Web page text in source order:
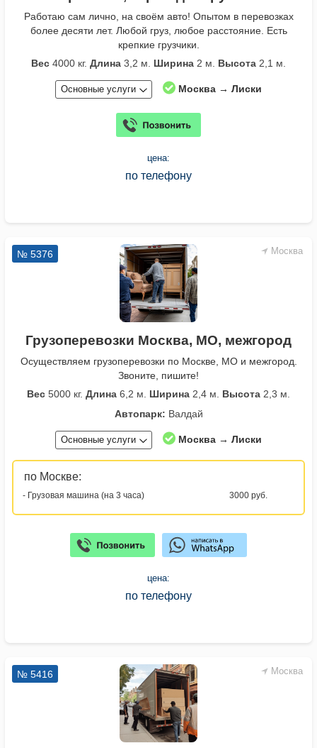
Работаю сам лично, на своём авто! Опытом в перевозках
более десяти лет. Любой груз, любое расстояние. Есть
крепкие грузчики.
Вес 4000 кг. Длина 3,2 м. Ширина 2 м. Высота 2,1 м.
Основные услуги Москва → Лиски
цена:
по телефону
Москва
№ 5376
Грузоперевозки Москва, МО, межгород
Осуществляем грузоперевозки по Москве, МО и межгород.
Звоните, пишите!
Вес 5000 кг. Длина 6,2 м. Ширина 2,4 м. Высота 2,3 м.
Автопарк: Валдай
Основные услуги Москва → Лиски
по Москве:
- Грузовая машина (на 3 часа) 3000 руб.
цена:
по телефону
Москва
№ 5416